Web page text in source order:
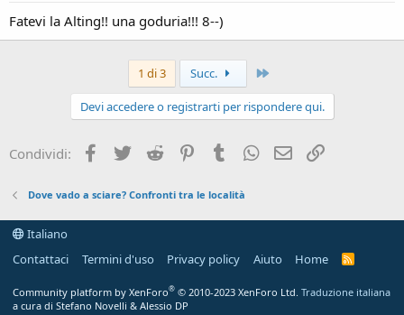
Fatevi la Alting!! una goduria!!! 8--)
1 di 3 Succ.
Devi accedere o registrarti per rispondere qui.
Condividi: Facebook
Twitter Reddit PinterestTumblrWhatsApp
Email
Dove vado a sciare? Confronti tra le località
Italiano
Contattaci
Termini d'uso Privacy policy Aiuto Home
R
Community platform by XenForo® © 2010-2023 XenForo Ltd. Traduzione italiana
a cura di Stefano Novelli & Alessio DP